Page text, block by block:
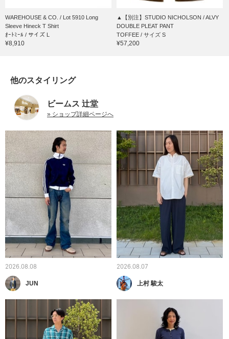
WAREHOUSE & CO. / Lot 5910 Long
Sleeve Hineck T Shirt
ｵｰﾄﾐｰﾙ / サイズ L
¥8,910
▲【別注】STUDIO NICHOLSON / ALVY
DOUBLE PLEAT PANT
TOFFEE / サイズ S
¥57,200
他のスタイリング
ビームス 辻堂
» ショップ詳細ページへ
2026.08.08
JUN
2026.08.07
上村 駿太